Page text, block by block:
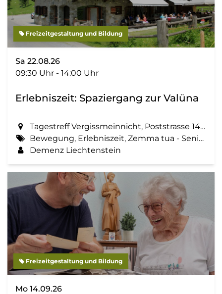
Freizeitgestaltung und Bildung
Sa 22.08.26
09:30 Uhr - 14:00 Uhr
Erlebniszeit: Spaziergang zur Valüna
Tagestreff Vergissmeinnicht, Poststrasse 14 in Schaan
Bewegung, Erlebniszeit, Zemma tua - Senioren gemeinsam aktiv, Spaziergang, Geselligkeit
Demenz Liechtenstein
Freizeitgestaltung und Bildung
Mo 14.09.26